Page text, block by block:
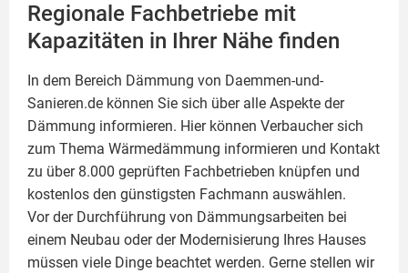
Regionale Fachbetriebe mit
Kapazitäten in Ihrer Nähe finden
In dem Bereich Dämmung von Daemmen-und-
Sanieren.de können Sie sich über alle Aspekte der
Dämmung informieren. Hier können Verbaucher sich
zum Thema Wärmedämmung informieren und Kontakt
zu über 8.000 geprüften Fachbetrieben knüpfen und
kostenlos den günstigsten Fachmann auswählen.
Vor der Durchführung von Dämmungsarbeiten bei
einem Neubau oder der Modernisierung Ihres Hauses
müssen viele Dinge beachtet werden. Gerne stellen wir